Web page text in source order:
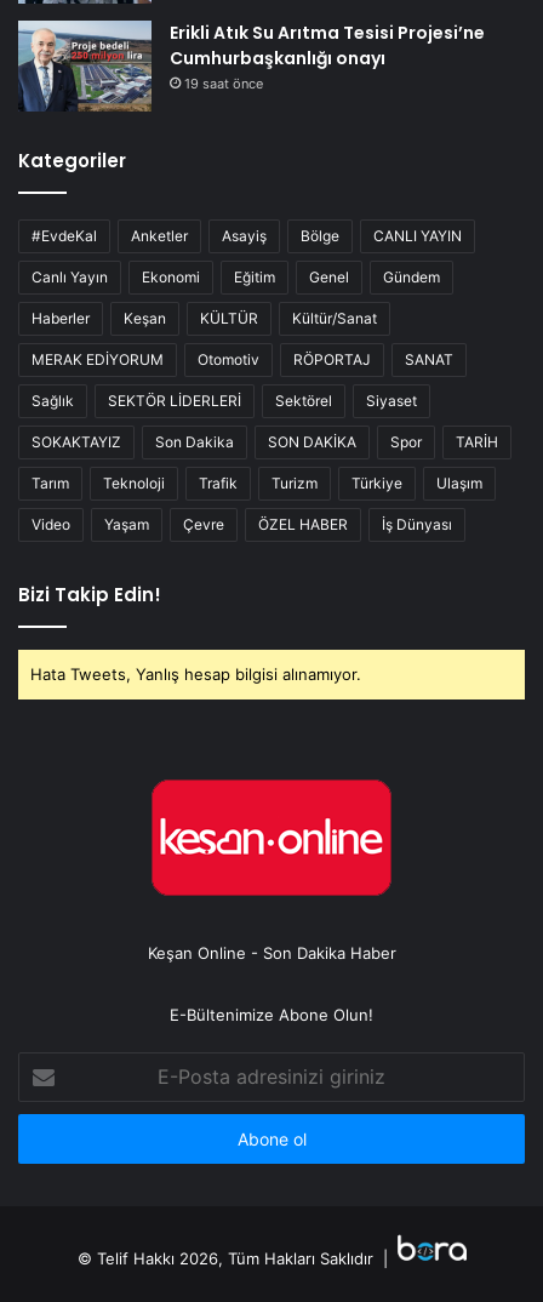
Erikli Atık Su Arıtma Tesisi Projesi’ne
Cumhurbaşkanlığı onayı
19 saat önce
Kategoriler
#EvdeKal Anketler Asayiş Bölge CANLI YAYIN
Canlı Yayın Ekonomi Eğitim Genel Gündem
Haberler Keşan KÜLTÜR Kültür/Sanat
MERAK EDİYORUM Otomotiv RÖPORTAJ SANAT
Sağlık SEKTÖR LİDERLERİ Sektörel Siyaset
SOKAKTAYIZ Son Dakika SON DAKİKA Spor TARİH
Tarım Teknoloji Trafik Turizm Türkiye Ulaşım
Video Yaşam Çevre ÖZEL HABER İş Dünyası
Bizi Takip Edin!
Hata Tweets, Yanlış hesap bilgisi alınamıyor.
Keşan Online - Son Dakika Haber
E-Bültenimize Abone Olun!
Posta
adresinizi
© Telif Hakkı 2026, Tüm Hakları Saklıdır |